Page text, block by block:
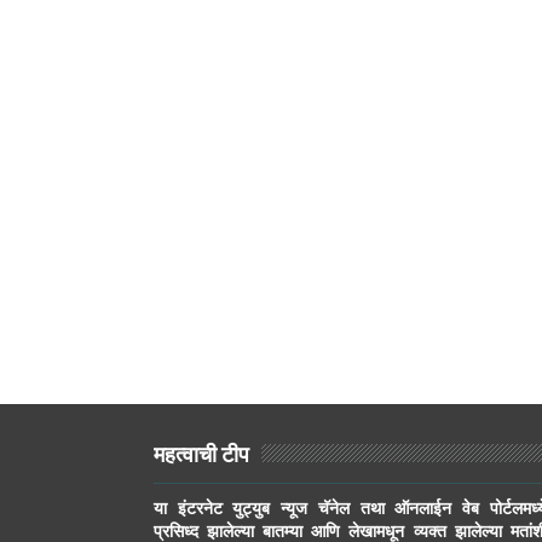
महत्वाची टीप
या इंटरनेट युट्युब न्यूज चॅनेल तथा ऑनलाईन वेब
प्रसिध्द झालेल्या बातम्या आणि लेखामधून व्यक्त झालेल्या